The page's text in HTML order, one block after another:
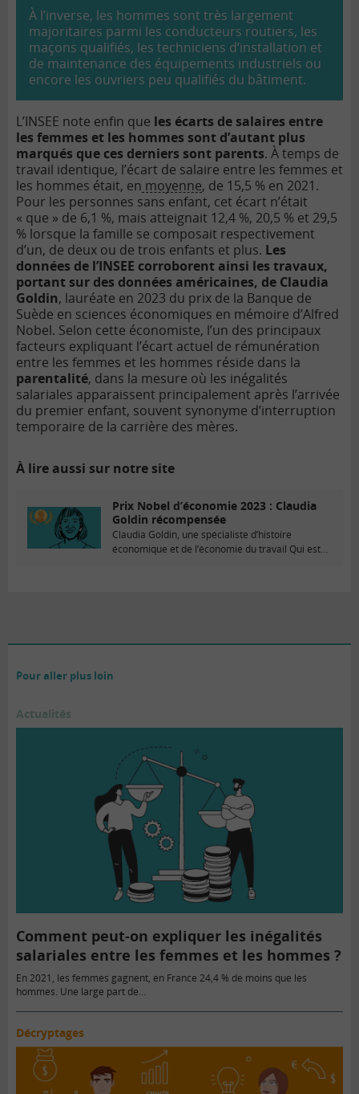
À l’inverse, les hommes sont très largement
majoritaires parmi les conducteurs routiers, les
maçons qualifiés, les techniciens d’installation et
de maintenance des équipements industriels ou
encore les ouvriers peu qualifiés du bâtiment.
L’INSEE note enfin que les écarts de salaires entre
les femmes et les hommes sont d’autant plus
marqués que ces derniers sont parents. À temps de
travail identique, l’écart de salaire entre les femmes et
les hommes était, en moyenne, de 15,5 % en 2021.
Pour les personnes sans enfant, cet écart n’était
« que » de 6,1 %, mais atteignait 12,4 %, 20,5 % et 29,5
% lorsque la famille se composait respectivement
d’un, de deux ou de trois enfants et plus. Les
données de l’INSEE corroborent ainsi les travaux,
portant sur des données américaines, de Claudia
Goldin, lauréate en 2023 du prix de la Banque de
Suède en sciences économiques en mémoire d’Alfred
Nobel. Selon cette économiste, l’un des principaux
facteurs expliquant l’écart actuel de rémunération
entre les femmes et les hommes réside dans la
parentalité, dans la mesure où les inégalités
salariales apparaissent principalement après l’arrivée
du premier enfant, souvent synonyme d’interruption
temporaire de la carrière des mères.
À lire aussi sur notre site
Prix Nobel d’économie 2023 : Claudia
Goldin récompensée
Claudia Goldin, une spécialiste d’histoire
économique et de l’économie du travail Qui est
Pour aller plus loin
Actualités
Comment peut-on expliquer les inégalités
salariales entre les femmes et les hommes ?
En 2021, les femmes gagnent, en France 24,4 % de moins que les
hommes. Une large part de…
Décryptages